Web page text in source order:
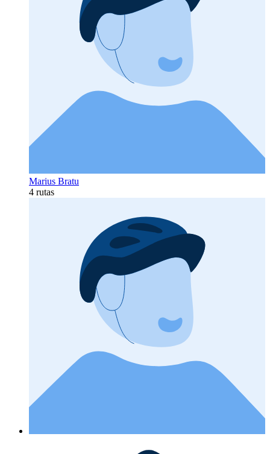
Marius Bratu
4 rutas